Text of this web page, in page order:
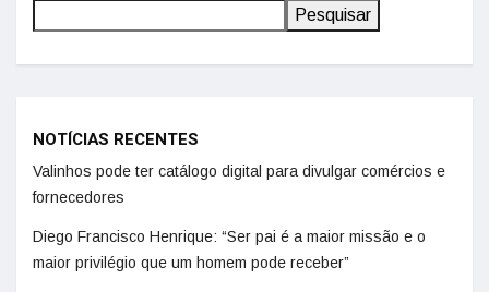
Pesquisar
NOTÍCIAS RECENTES
Valinhos pode ter catálogo digital para divulgar comércios e
fornecedores
Diego Francisco Henrique: “Ser pai é a maior missão e o
maior privilégio que um homem pode receber”